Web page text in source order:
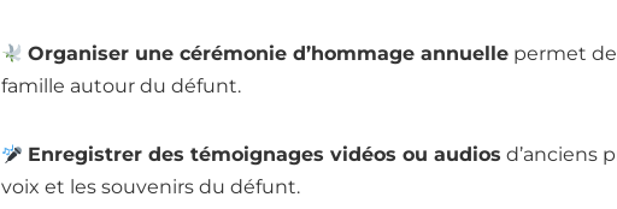
Organiser une cérémonie d’hommage annuellepermet de
famille autour du défunt.
Enregistrer des témoignages vidéos ou audios d’anciens
voix et les souvenirs du défunt.